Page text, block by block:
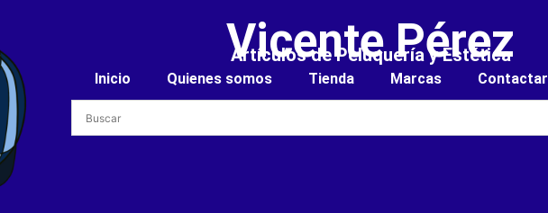
Vicente Pérez
Artículos de Peluquería y Estética
Inicio Quienes somos Tienda Marcas Contactar